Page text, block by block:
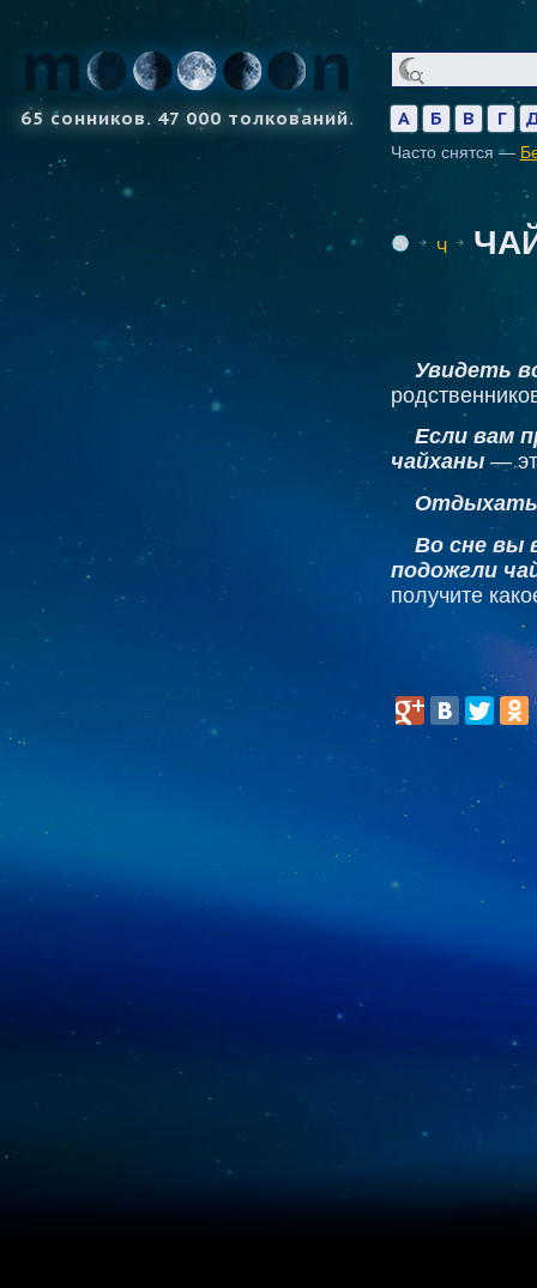
65 сонников. 47 000 толкований. А Б В Г
Часто снятся —
Ч
Увидеть
Если вам
чайханы —
Отдыхать
Во сне вы
подожгли
получите